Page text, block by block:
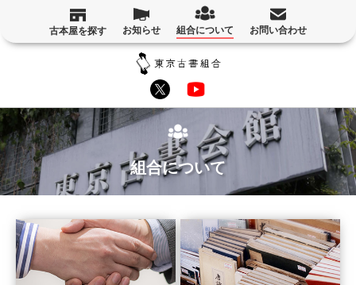
古本屋を探す お知らせ 組合について お問い合わせ
組合について